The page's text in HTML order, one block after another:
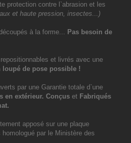
protection contre l`abrasion et les
et haute pression, insectes...)
à la forme... Pas besoin de
et livrés avec une
loupé de pose possible !
par une Garantie totale d`une
en extérieur. Conçus et Fabriqués
apposé sur une plaque
par le Ministère des